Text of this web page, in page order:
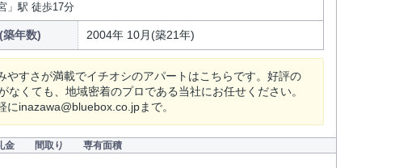
」駅 徒歩17分
築年数) 2004年 10月(築21年)
やすさが満載でイチオシのアパートはこちらです。好評の
くても、地域密着のプロである当社にお任せください。
inazawa@bluebox.co.jpまで。
金 間取り 専有面積